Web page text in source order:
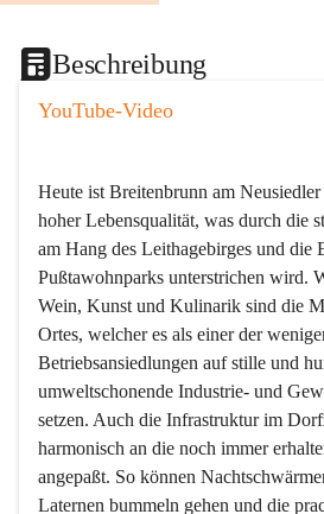
Beschreibung
YouTube-Video
Heute ist Breitenbrunn am
hoher Lebensqualität, was durch die
am Hang des Leithagebirges und die
Pußtawohnparks unterstrichen wird.
Wein, Kunst und Kulinarik sind die
Ortes, welcher es als einer der
Betriebsansiedlungen auf stille und
umweltschonende Industrie- und
setzen. Auch die Infrastruktur im
harmonisch an die noch immer
angepaßt. So können
Laternen bummeln gehen und die